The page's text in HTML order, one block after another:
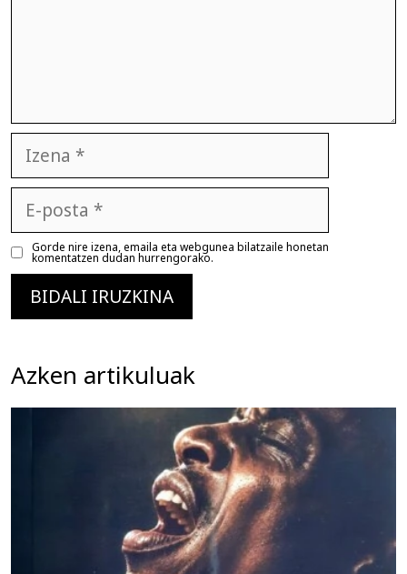
posta
Gorde nire izena, emaila eta webgunea bilatzaile honetan
komentatzen dudan hurrengorako.
Azken artikuluak